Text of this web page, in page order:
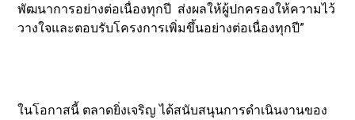
พัฒนาการอย่างต่อเนื่องทุกปี ส่งผลให้ผู้ปกครองให้ความไว้
วางใจและตอบรับโครงการเพิ่มขึ้นอย่างต่อเนื่องทุกปี”
ในโอกาสนี้ ตลาดยิ่งเจริญ ได้สนับสนุนการดำเนินงานของ